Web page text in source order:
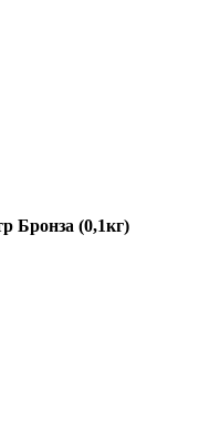
Бронза (0,1кг)